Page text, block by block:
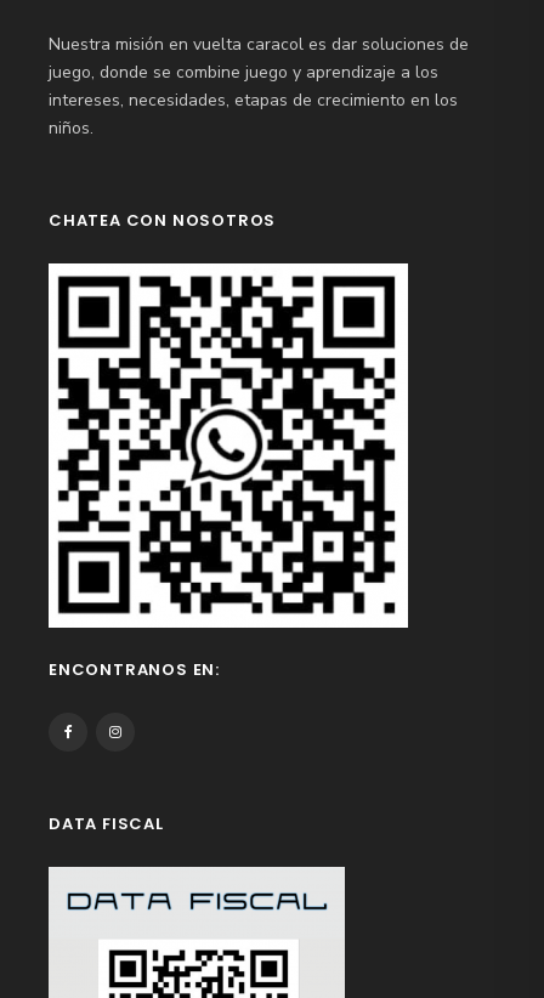
Nuestra misión en vuelta caracol es dar soluciones de
juego, donde se combine juego y aprendizaje a los
intereses, necesidades, etapas de crecimiento en los
niños.
CHATEA CON NOSOTROS
ENCONTRANOS EN:
DATA FISCAL